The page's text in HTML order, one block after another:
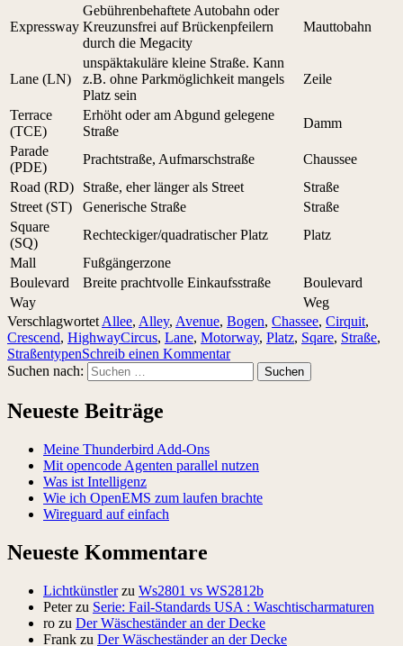
Expressway
Gebührenbehaftete Autobahn oder
Kreuzunsfrei auf Brückenpfeilern
durch die Megacity
Mauttobahn
Lane (LN)
unspäktakuläre kleine Straße. Kann
z.B. ohne Parkmöglichkeit mangels
Platz sein
Zeile
Terrace
(TCE)
Erhöht oder am Abgund gelegene
Straße
Damm
Parade
(PDE)
Prachtstraße, Aufmarschstraße
Chaussee
Road (RD)
Straße, eher länger als Street
Straße
Street (ST)
Generische Straße
Straße
Square
(SQ)
Rechteckiger/quadratischer Platz
Platz
Mall
Fußgängerzone
Boulevard
Breite prachtvolle Einkaufsstraße
Boulevard
Way
Weg
Verschlagwortet Allee, Alley, Avenue, Bogen, Chassee, Cirquit,
Crescend, HighwayCircus, Lane, Motorway, Platz, Sqare, Straße,
StraßentypenSchreib einen Kommentar
Suchen nach:
Neueste Beiträge
Meine Thunderbird Add-Ons
Mit opencode Agenten parallel nutzen
Was ist Intelligenz
Wie ich OpenEMS zum laufen brachte
Wireguard auf einfach
Neueste Kommentare
Lichtkünstlerzu Ws2801 vs WS2812b
Peterzu Serie: Fail-Standards USA : Waschtischarmaturen
ro zu Der Wäscheständer an der Decke
Frank zu Der Wäscheständer an der Decke